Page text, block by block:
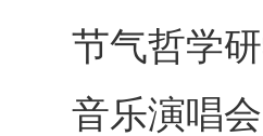
节气哲学
音乐演唱